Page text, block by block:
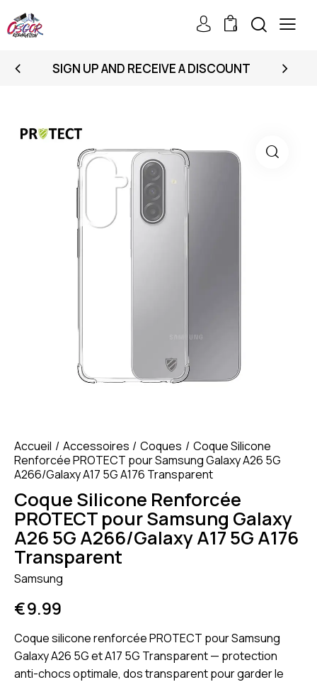
0
SIGN UP AND RECEIVE A DISCOUNT
Accueil Accessoires Coques
Coque Silicone
Renforcée PROTECT pour Samsung Galaxy A26 5G
A266/Galaxy A17 5G A176 Transparent
Coque Silicone Renforcée
PROTECT pour Samsung Galaxy
A26 5G A266/Galaxy A17 5G A176
Transparent
Samsung
€9.99
Coque silicone renforcée PROTECT pour Samsung
Galaxy A26 5G et A17 5G Transparent — protection
anti-chocs optimale, dos transparent pour garder le